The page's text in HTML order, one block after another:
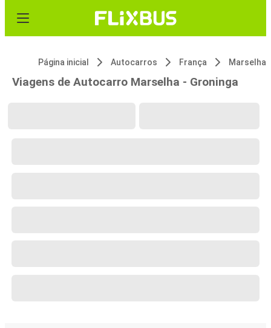
Página inicial Autocarros França Marselha
Viagens de Autocarro Marselha - Groninga